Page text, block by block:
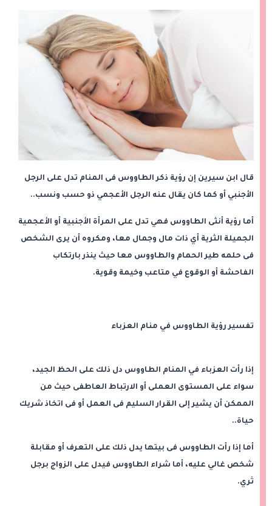
قال ابن سيرين إن رؤية ذكر الطاووس فى المنام تدل على الرجل
الأجنبي أو كما كان يقال عنه الرجل الأعجمي ذو حسب ونسب..
أما رؤية أنثى الطاووس فهي تدل على المرأة الأجنبية أو الأعجمية
الجميلة الثرية أي ذات مال وجمال معا، ومكروه أن يرى الشخص
فى حلمه طير الحمام والطاووس معا حيث ينذر بارتكاب
الفاحشة أو الوقوع في متاعب وخيمة وقوية.
تفسير رؤية الطاووس في منام العزباء
إذا رأت العزباء في المنام الطاووس دل ذلك على الحظ الجيد،
سواء على المستوى العملى أو الارتباط العاطفى حيث من
الممكن أن يشير إلى القرار السليم فى العمل أو فى اتخاذ شريك
حياة..
أما إذا رأت الطاووس فى بيتها يدل ذلك على التعرف أو مقابلة
شخص غالي عليه، أما شراء الطاووس فيدل على الزواج برجل
ثري.